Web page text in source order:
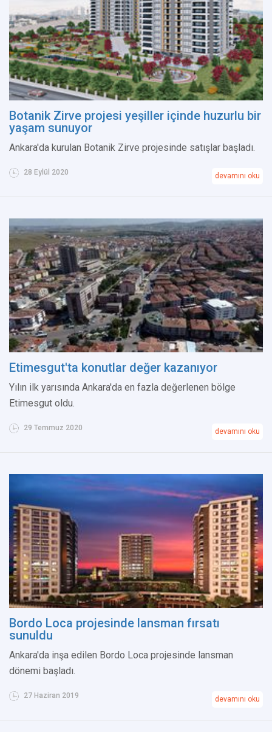
Botanik Zirve projesi yeşiller içinde huzurlu bir
yaşam sunuyor
Ankara'da kurulan Botanik Zirve projesinde satışlar başladı.
28 Eylül 2020 devamını oku
Etimesgut'ta konutlar değer kazanıyor
Yılın ilk yarısında Ankara'da en fazla değerlenen bölge
Etimesgut oldu.
29 Temmuz 2020 devamını oku
Bordo Loca projesinde lansman fırsatı
sunuldu
Ankara'da inşa edilen Bordo Loca projesinde lansman
dönemi başladı.
27 Haziran 2019 devamını oku